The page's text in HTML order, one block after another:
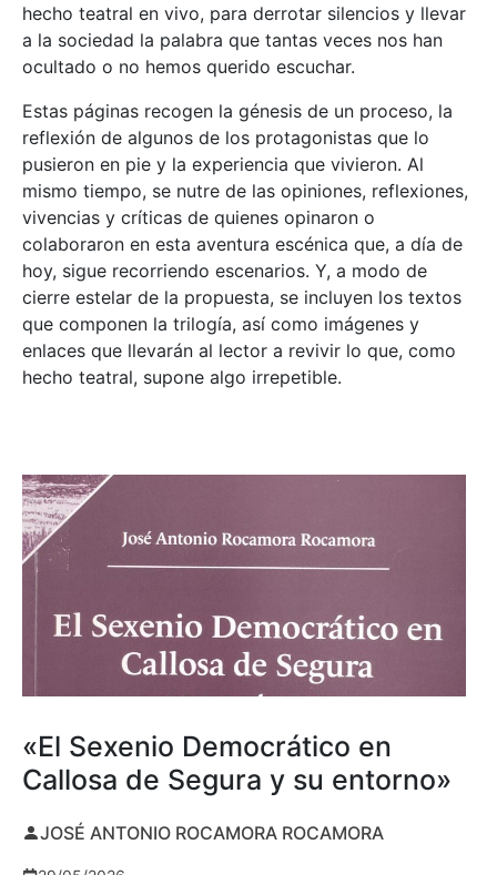
hecho teatral en vivo, para derrotar silencios y llevar
a la sociedad la palabra que tantas veces nos han
ocultado o no hemos querido escuchar.
Estas páginas recogen la génesis de un proceso, la
reflexión de algunos de los protagonistas que lo
pusieron en pie y la experiencia que vivieron. Al
mismo tiempo, se nutre de las opiniones, reflexiones,
vivencias y críticas de quienes opinaron o
colaboraron en esta aventura escénica que, a día de
hoy, sigue recorriendo escenarios. Y, a modo de
cierre estelar de la propuesta, se incluyen los textos
que componen la trilogía, así como imágenes y
enlaces que llevarán al lector a revivir lo que, como
hecho teatral, supone algo irrepetible.
«El Sexenio Democrático en
Callosa de Segura y su entorno»
JOSÉ ANTONIO ROCAMORA ROCAMORA